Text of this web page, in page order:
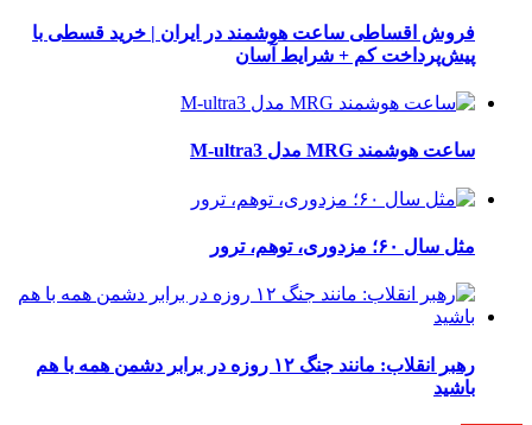
فروش اقساطی ساعت هوشمند در ایران | خرید قسطی با
پیش‌پرداخت کم + شرایط آسان
ساعت هوشمند MRG مدل M-ultra3
مثل سال ۶۰؛ مزدوری، توهم، ترور
رهبر انقلاب: مانند جنگ ۱۲ روزه در برابر دشمن همه با هم
باشید